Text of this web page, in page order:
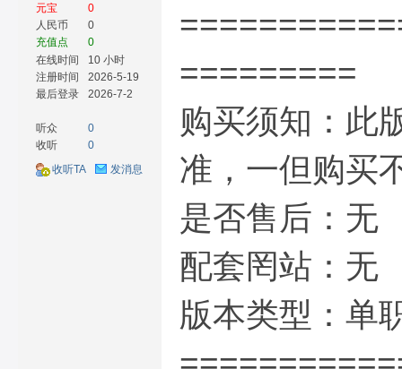
元宝
0
人民币
0
充值点
0
在线时间
10 小时
注册时间
2026-5-19
最后登录
2026-7-2
听众
0
收听
0
收听TA
发消息
=========
购买须知：此
准，一但购买
是否售
配套罔
版本类型